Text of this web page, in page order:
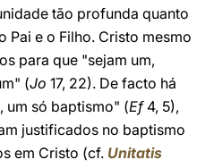
tão profunda quanto
Pai e o Filho. Cristo mesmo
para que "sejam um,
(Jo 17, 22). De facto há
um só baptismo" (Ef4, 5),
justificados no baptismo
em Cristo (cf. Unitatis